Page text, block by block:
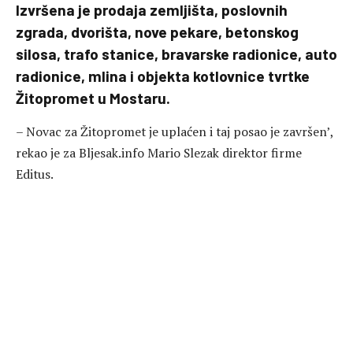
Izvršena je prodaja zemljišta, poslovnih
zgrada, dvorišta, nove pekare, betonskog
silosa, trafo stanice, bravarske radionice, auto
radionice, mlina i objekta kotlovnice tvrtke
Žitopromet u Mostaru.
– Novac za Žitopromet je uplaćen i taj posao je završen’,
rekao je za Bljesak.info Mario Slezak direktor firme
Editus.